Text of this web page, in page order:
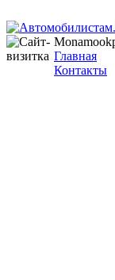
Главная
Контакты